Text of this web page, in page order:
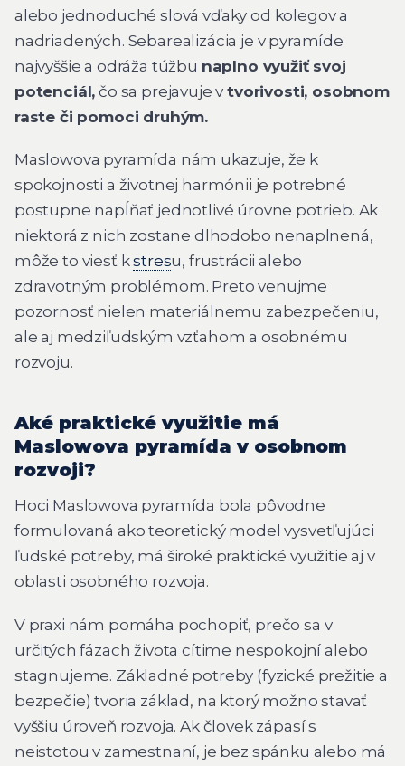
alebo jednoduché slová vďaky od kolegov a
nadriadených. Sebarealizácia je v pyramíde
najvyššie a odráža túžbu naplno využiť svoj
potenciál, čo sa prejavuje vtvorivosti, osobnom
raste či pomoci druhým.
Maslowova pyramída nám ukazuje, že k
spokojnosti a životnej harmónii je potrebné
postupne napĺňať jednotlivé úrovne potrieb. Ak
niektorá z nich zostane dlhodobo nenaplnená,
môže to viesť kstresu, frustrácii alebo
zdravotným problémom. Preto venujme
pozornosť nielen materiálnemu zabezpečeniu,
ale aj medziľudským vzťahom a osobnému
rozvoju.
Aké praktické využitie má
Maslowova pyramída v osobnom
rozvoji?
Hoci Maslowova pyramída bola pôvodne
formulovaná ako teoretický model vysvetľujúci
ľudské potreby, má široké praktické využitie aj v
oblasti osobného rozvoja.
V praxi nám pomáha pochopiť, prečo sa v
určitých fázach života cítime nespokojní alebo
stagnujeme. Základné potreby (fyzické prežitie a
bezpečie) tvoria základ, na ktorý možno stavať
vyššiu úroveň rozvoja. Ak človek zápasí s
neistotou v zamestnaní, je bez spánku alebo má